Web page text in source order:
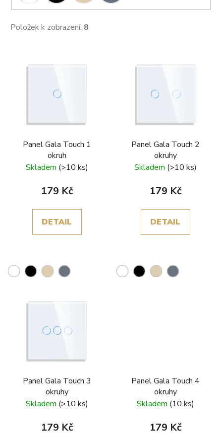
Položek k zobrazení: 8
Panel Gala Touch 1
okruh
Skladem (>10 ks)
179 Kč
DETAIL
Panel Gala Touch 2
okruhy
Skladem (>10 ks)
179 Kč
DETAIL
Panel Gala Touch 3
okruhy
Skladem (>10 ks)
179 Kč
Panel Gala Touch 4
okruhy
Skladem (10 ks)
179 Kč